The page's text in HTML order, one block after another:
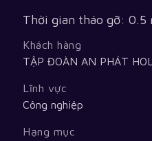
Thời gian tháo gỡ: 0.5
Khách hàng
TẬP ĐOÀN AN PHÁT
Lĩnh vực
Công nghiệp
Hạng mục